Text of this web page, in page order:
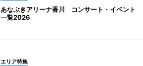
あなぶきアリーナ香川 コンサート・イベント
一覧2026
エリア特集